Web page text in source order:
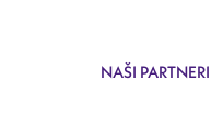
NAŠI PARTNERI